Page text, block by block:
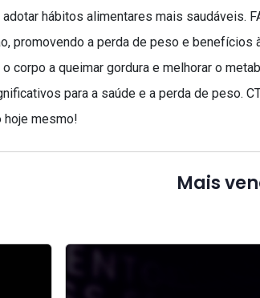
hábitos alimentares mais saudáveis.
promovendo a perda de peso e
corpo a queimar gordura e melhorar o
para a saúde e a perda de peso.
hoje mesmo!
Mais